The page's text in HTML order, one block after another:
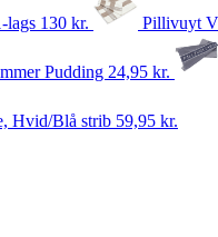
lags 130 kr. Pillivuyt
Pudding 24,95 kr.
Hvid/Blå strib 59,95 kr.